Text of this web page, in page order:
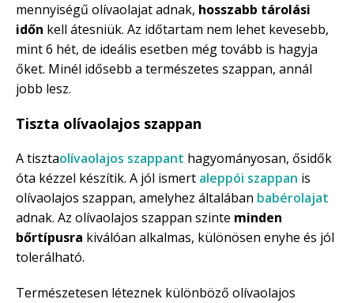
mennyiségű olívaolajat adnak, hosszabb tárolási
időn kell átesniük. Az időtartam nem lehet kevesebb,
mint 6 hét, de ideális esetben még tovább is hagyja
őket. Minél idősebb a természetes szappan, annál
jobb lesz.
Tiszta olívaolajos szappan
A tisztaolívaolajos szappant hagyományosan, ősidők
óta kézzel készítik. A jól ismert aleppói szappan is
olívaolajos szappan, amelyhez általában babérolajat
adnak. Az olívaolajos szappan szinte minden
bőrtípusra kiválóan alkalmas, különösen enyhe és jól
tolerálható.
Természetesen léteznek különböző olívaolajos